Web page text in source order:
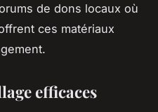
de dons locaux où
ces matériaux
efficaces